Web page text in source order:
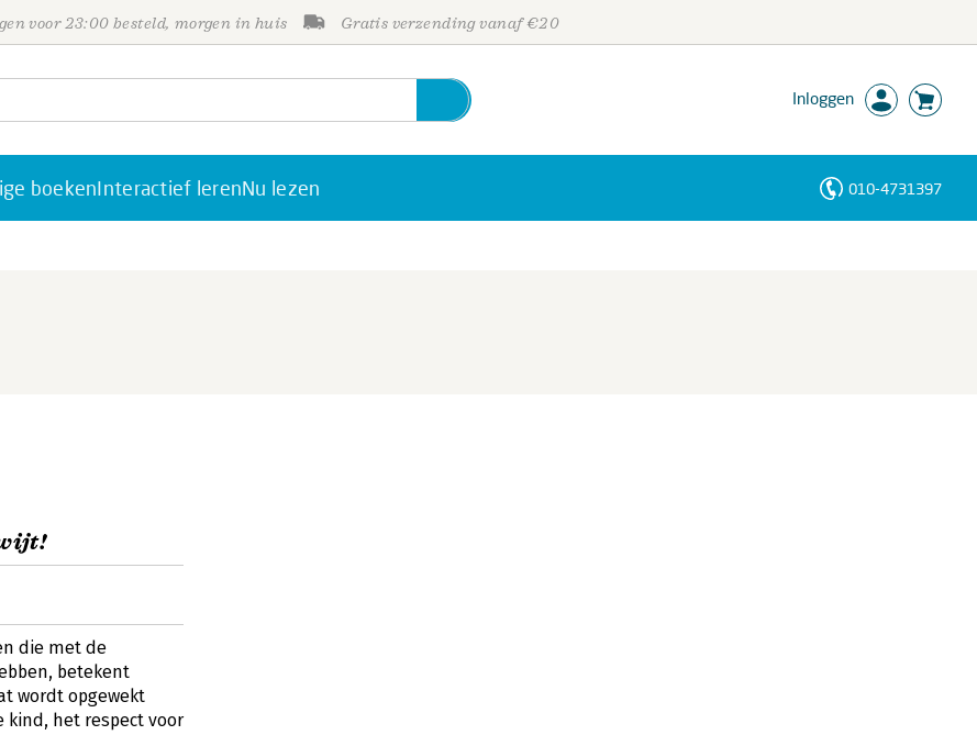
voor 23:00 besteld, morgen in huis Gratis verzending vanaf €20
Inloggen
boekenInteractief lerenNu lezen 010-4731397
die met de
betekent
wordt opgewekt
kind, het respect voor
Personen